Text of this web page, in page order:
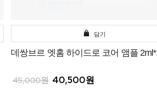
담기
데쌍브르 엣홈 하이드로 코어 앰플
45,000원 40,500원